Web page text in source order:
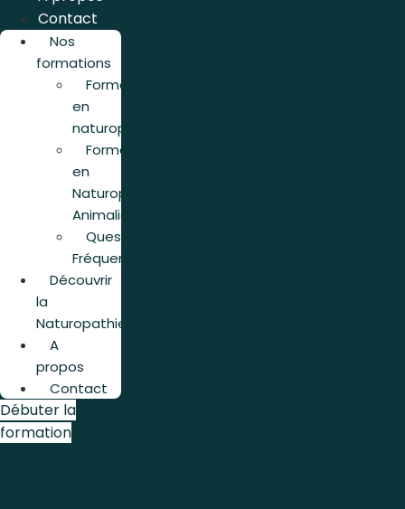
Contact
Nos
formations
Formation
en
naturopathie
Formation
en
Naturopathie
Animalière
Questions
Fréquentes
Découvrir
la
Naturopathie
A
propos
Contact
Débuter la
formation